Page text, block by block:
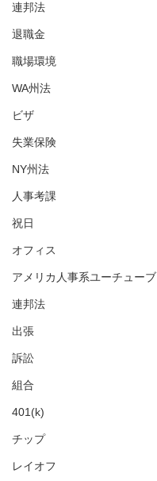
連邦法
退職金
職場環境
WA州法
ビザ
失業保険
NY州法
人事考課
祝日
オフィス
アメリカ人事系ユーチューブ
連邦法
出張
訴訟
組合
401(k)
チップ
レイオフ